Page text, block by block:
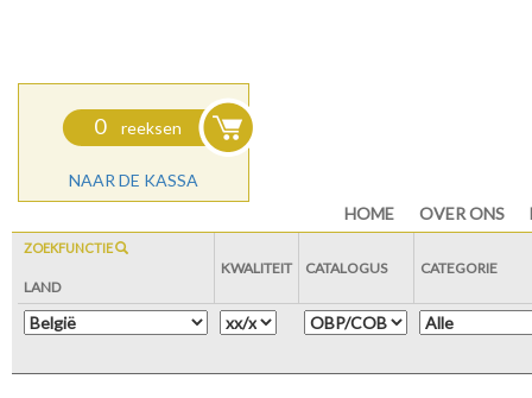
0 reeksen
NAAR DE KASSA
HOME
OVER ONS
ZOEKFUNCTIE
LAND
KWALITEIT CATALOGUS CATEGORIE